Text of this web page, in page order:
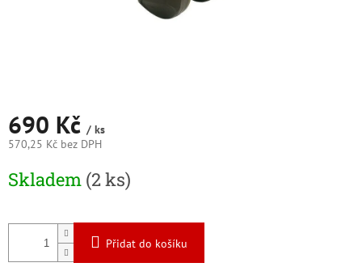
690 Kč / ks
570,25 Kč bez DPH
cena:
Skladem (2 ks)
Přidat do košíku